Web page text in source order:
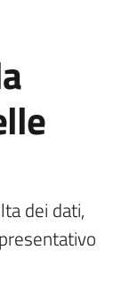
dei dati,